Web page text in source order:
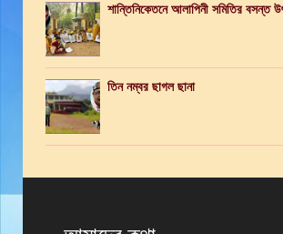
শান্তিনিকেতনে আলাপিনী সমিতির বসন্ত
তিন নম্বর ছাগল ছানা